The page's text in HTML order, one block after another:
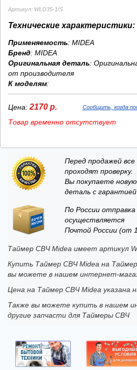
Артикул: WLD35-1/S
Технические характеристики:
Применяемость: MIDEA
Бренд: MIDEA
Оригинальная деталь:
от производителя
К моделям:
Цена: 2170 р. Сообщить, когда
Товар временно отсутствует
Перед продажей все
проходят проверку.
Вы покупаете
деталь с гарантией
По России отправка
осуществляется
Почтой России (от
Таймер СВЧ Midea имеет артикул
Купить Таймер СВЧ Midea на
вы можете в нашем интернет-
Цена на Таймер СВЧ Midea указана
Также вы можете купить в нашем
другие запчасти для Таймеры СВЧ